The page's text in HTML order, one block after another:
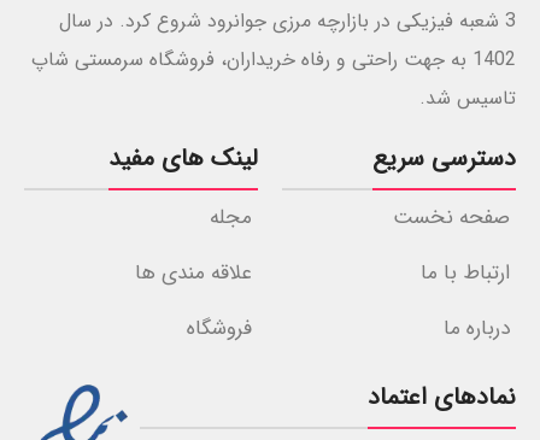
3 شعبه فیزیکی در بازارچه مرزی جوانرود شروع کرد. در سال
1402 به جهت راحتی و رفاه خریداران، فروشگاه سرمستی شاپ
تاسیس شد.
دسترسی سریع
صفحه نخست
ارتباط با ما
درباره ما
لینک های مفید
مجله
علاقه مندی ها
فروشگاه
نمادهای اعتماد